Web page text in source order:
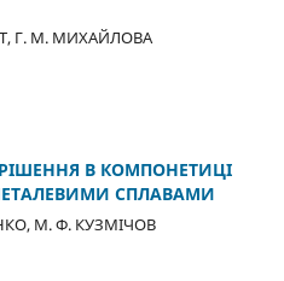
Г. М. МИХАЙЛОВА
РІШЕННЯ В КОМПОНЕТИЦІ
СПЛАВАМИ
М. Ф. КУЗМІЧОВ